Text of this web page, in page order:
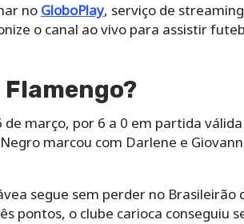
no GloboPlay, serviço de
o canal ao vivo para assistir
março, por 6 a 0 em partida
marcou com Darlene e
segue sem perder no Brasileirão
pontos, o clube carioca conseguiu